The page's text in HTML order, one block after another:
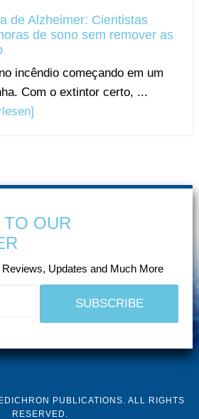
de Alzheimer: Cientistas
de sono sem remover as
incêndio começando em um
Com o extintor certo, ...
OUR
Updates and Much More
PUBLICATIONS. ALL RIGHTS
RESERVED.